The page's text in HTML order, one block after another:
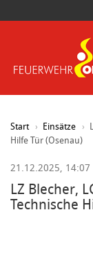
Start Einsätze
Hilfe Tür (Osenau)
21.12.2025,
LZ Blecher,
Technische